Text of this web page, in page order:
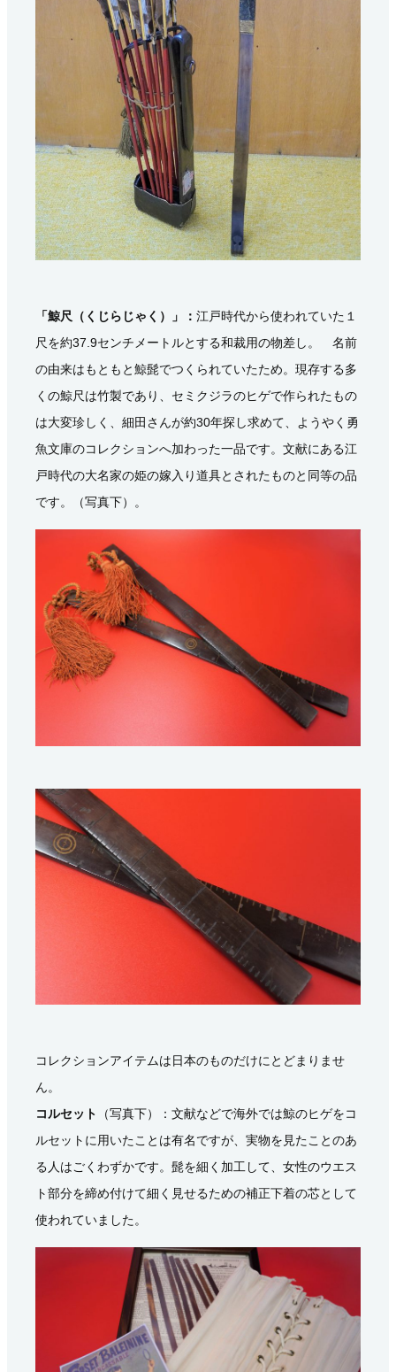
「鯨尺（くじらじゃく）」： 江戸時代から使われていた１
尺を約37.9センチメートルとする和裁用の物差し。 名前
の由来はもともと鯨髭でつくられていたため。現存する多
くの鯨尺は竹製であり、セミクジラのヒゲで作られたもの
は大変珍しく、細田さんが約30年探し求めて、ようやく勇
魚文庫のコレクションへ加わった一品です。文献にある江
戸時代の大名家の姫の嫁入り道具とされたものと同等の品
です。（写真下）。
コレクションアイテムは日本のものだけにとどまりませ
ん。
コルセット
（写真下）：文献などで海外では鯨のヒゲをコ
ルセットに用いたことは有名ですが、実物を見たことのあ
る人はごくわずかです。髭を細く加工して、女性のウエス
ト部分を締め付けて細く見せるための補正下着の芯として
使われていました。